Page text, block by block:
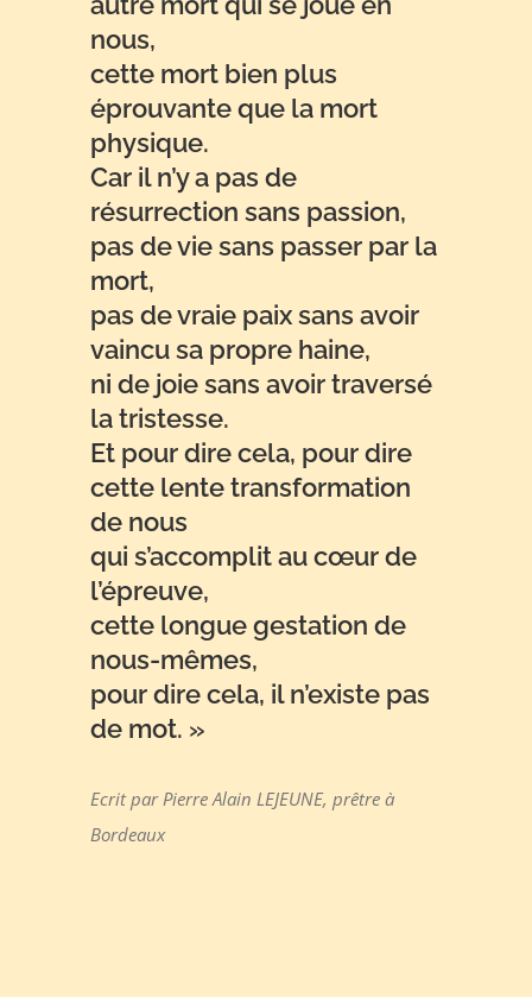
nous,
cette mort bien plus
éprouvante que la mort
physique.
Car il n’y a pas de
résurrection sans passion,
pas de vie sans passer par la
mort,
pas de vraie paix sans avoir
vaincu sa propre haine,
ni de joie sans avoir traversé
la tristesse.
Et pour dire cela, pour dire
cette lente transformation
de nous
qui s’accomplit au cœur de
l’épreuve,
cette longue gestation de
nous-mêmes,
pour dire cela, il n’existe pas
de mot. »
Ecrit par Pierre Alain LEJEUNE, prêtre à
Bordeaux